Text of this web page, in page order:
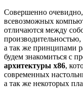
Совершенно
всевозможных
отличаются между
а так же принципами
будем знакомиться с
архитектуры x86,
современных
а так же некоторых